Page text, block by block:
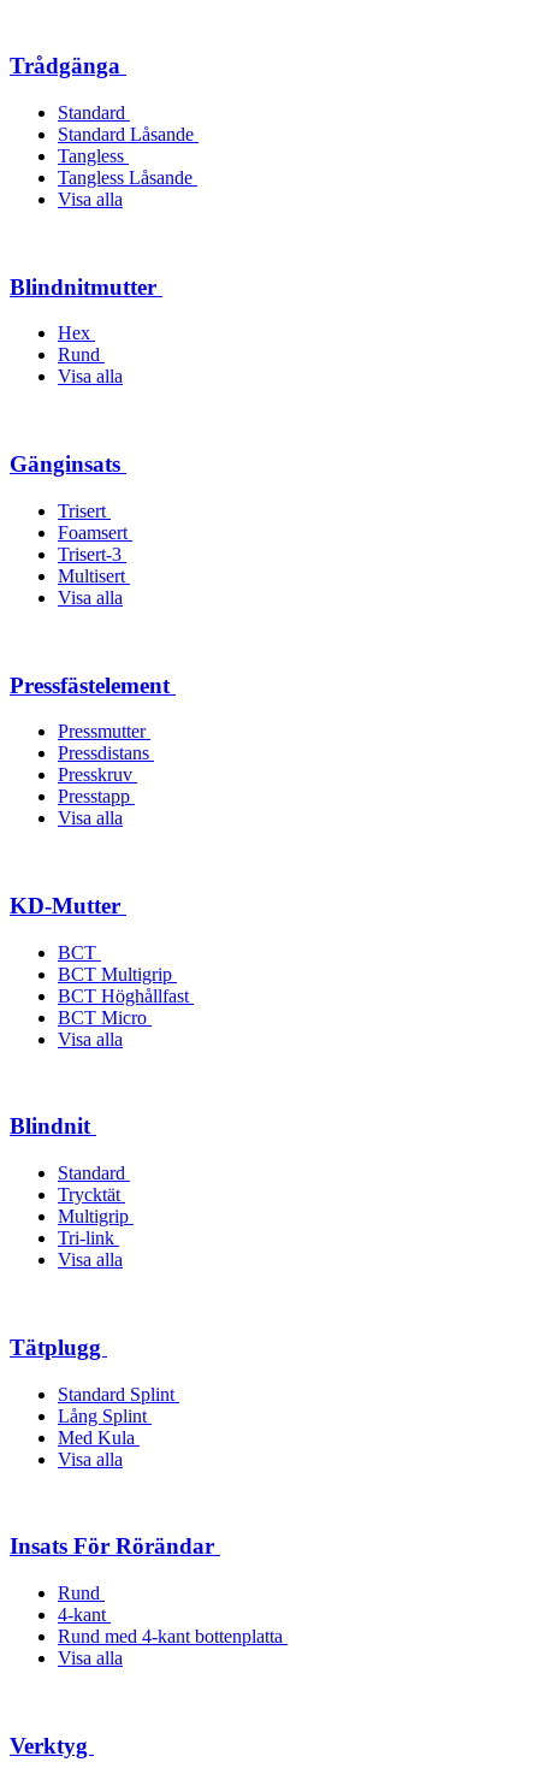
Trådgänga
Standard
Standard Låsande
Tangless
Tangless Låsande
Visa alla
Blindnitmutter
Hex
Rund
Visa alla
Gänginsats
Trisert
Foamsert
Trisert-3
Multisert
Visa alla
Pressfästelement
Pressmutter
Pressdistans
Presskruv
Presstapp
Visa alla
KD-Mutter
BCT
BCT Multigrip
BCT Höghållfast
BCT Micro
Visa alla
Blindnit
Standard
Trycktät
Multigrip
Tri-link
Visa alla
Tätplugg
Standard Splint
Lång Splint
Med Kula
Visa alla
Insats För Rörändar
Rund
4-kant
Rund med 4-kant bottenplatta
Visa alla
Verktyg